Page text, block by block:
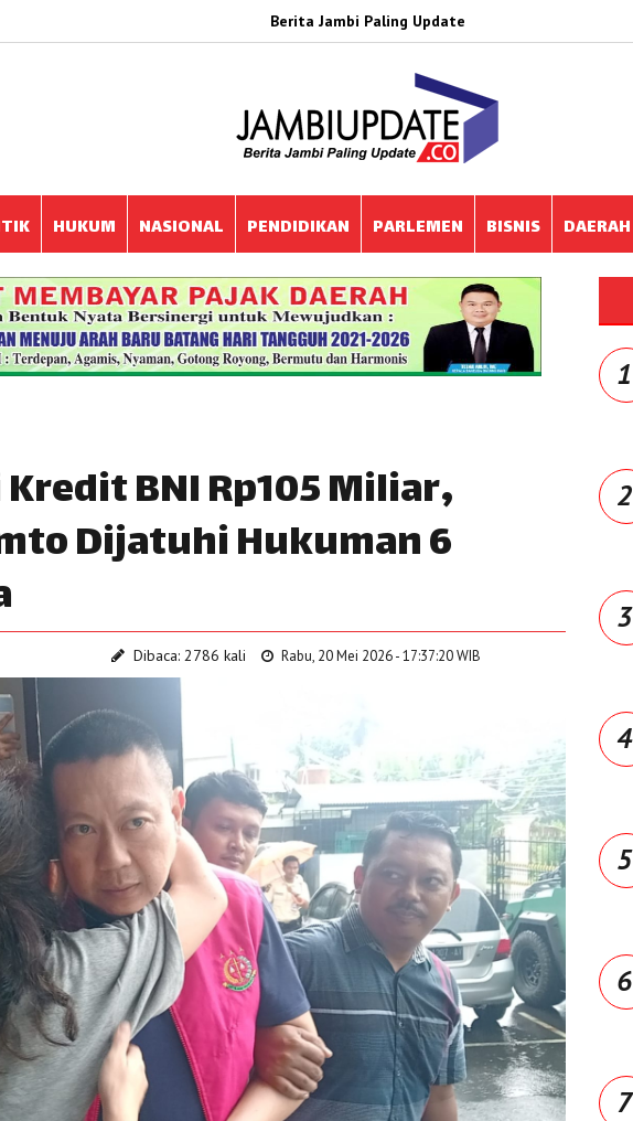
Berita Jambi Paling Update
HUKUM NASIONAL PENDIDIKAN PARLEMEN BISNIS DAERAH
BNI Rp105 Miliar,
Dijatuhi Hukuman 6
Dibaca: 2786 kali Rabu, 20 Mei 2026 - 17:37:20 WIB
1
2
3
4
5
6
7